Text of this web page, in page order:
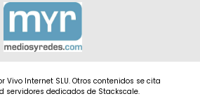
Vivo Internet SLU. Otros contenidos se cita
servidores dedicados de Stackscale.